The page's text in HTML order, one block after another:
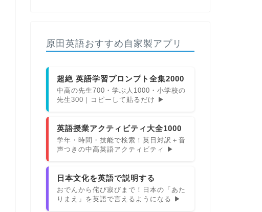
原田英語おすすめ自家製アプリ
超絶 英語学習プロンプト全集2000
中高の先生700・学ぶ人1000・小学校の
先生300｜コピーして貼るだけ ▶
英語授業アクティビティ大全1000
学年・時間・技能で検索！英日対訳＋音
声つきの中高英語アクティビティ ▶
日本文化を英語で説明する
おでんから侘び寂びまで！日本の「あた
りまえ」を英語で言えるようになる ▶